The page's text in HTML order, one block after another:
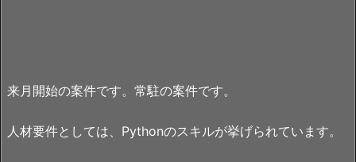
来月開始の案件です。常駐の案件です。
人材要件としては、Pythonのスキルが挙げられています。